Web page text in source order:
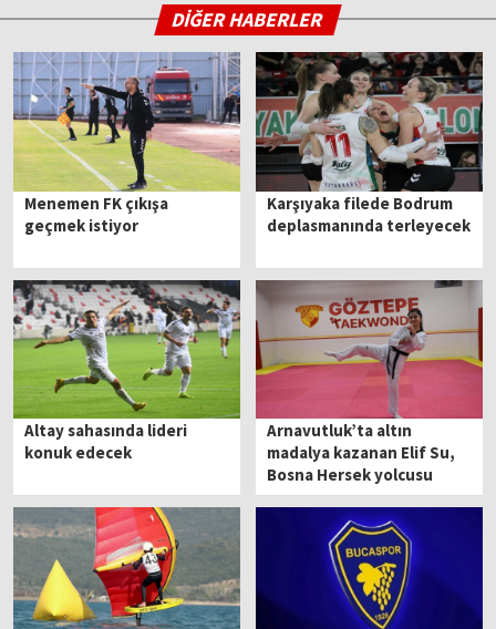
DİĞER HABERLER
Menemen FK çıkışa
geçmek istiyor
Karşıyaka filede Bodrum
deplasmanında terleyecek
Altay sahasında lideri
konuk edecek
Arnavutluk’ta altın
madalya kazanan Elif Su,
Bosna Hersek yolcusu